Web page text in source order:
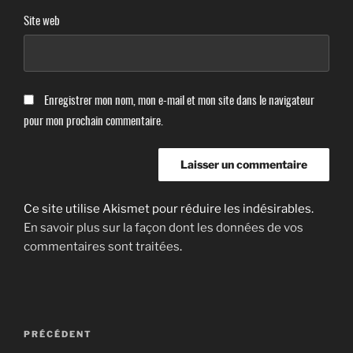
Site web
Enregistrer mon nom, mon e-mail et mon site dans le navigateur
pour mon prochain commentaire.
Ce site utilise Akismet pour réduire les indésirables.
En savoir plus sur la façon dont les données de vos
commentaires sont traitées.
Navigation
Article
PRÉCÉDENT